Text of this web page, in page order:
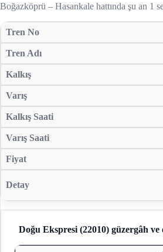
Boğazköprü – Hasankale hattında şu an 1
Doğu Ekspresi (22010) güzergâh